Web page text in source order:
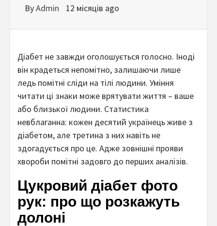
ByAdmin 12 місяців ago
Діабет не завжди оголошується голосно. Іноді
він крадеться непомітно, залишаючи лише
ледь помітні сліди на тілі людини. Уміння
читати ці знаки може врятувати життя – ваше
або близької людини. Статистика
невблаганна: кожен десятий українець живе з
діабетом, але третина з них навіть не
здогадується про це. Адже зовнішні прояви
хвороби помітні задовго до перших аналізів.
Цукровий діабет фото
рук: про що розкажуть
долоні